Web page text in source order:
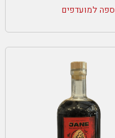
למועדפים